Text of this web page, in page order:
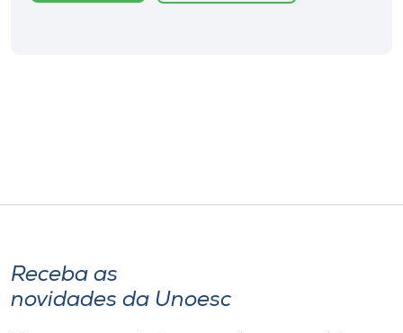
A+
Receba as
novidades da Unoesc